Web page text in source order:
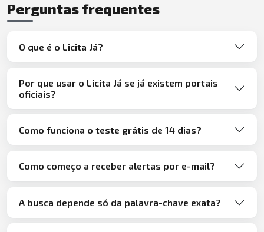
Perguntas frequentes
O que é o Licita Já?
Por que usar o Licita Já se já existem portais
oficiais?
Como funciona o teste grátis de 14 dias?
Como começo a receber alertas por e-mail?
A busca depende só da palavra-chave exata?